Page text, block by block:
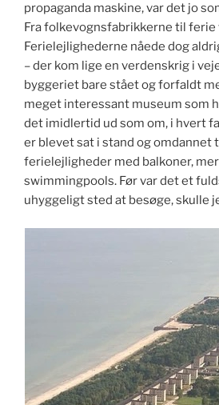
propaganda maskine, var det jo
Fra folkevognsfabrikkerne til ferie
Ferielejlighederne nåede dog
– der kom lige en verdenskrig i
byggeriet bare stået og forfaldt
meget interessant museum som
det imidlertid ud som om, i hvert
er blevet sat i stand og omdannet
ferielejligheder med balkoner,
swimmingpools. Før var det et
uhyggeligt sted at besøge, skulle